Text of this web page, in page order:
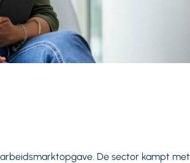
De sector kampt met